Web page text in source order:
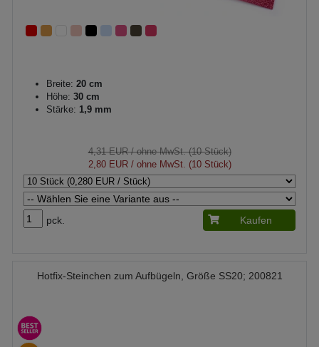
Breite: 20 cm
Höhe: 30 cm
Stärke: 1,9 mm
4,31 EUR/ ohne MwSt. (10 Stück)
2,80 EUR/ ohne MwSt. (10 Stück)
pck. Kaufen
Hotfix-Steinchen zum Aufbügeln, Größe SS20; 200821